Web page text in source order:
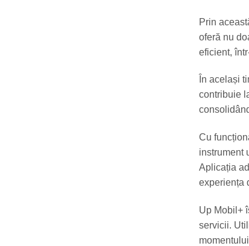
Prin
oferă nu
eficient,
În același
contribuie
Cu
instrument
Aplicația
experiența
Up Mobil+
servicii.